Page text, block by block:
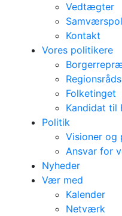
Vedtægter
Kontakt
Vores politikere
Folketinget
Kandidat til
Politik
Visioner
Ansvar for
Nyheder
Vær med
Kalender
Netværk